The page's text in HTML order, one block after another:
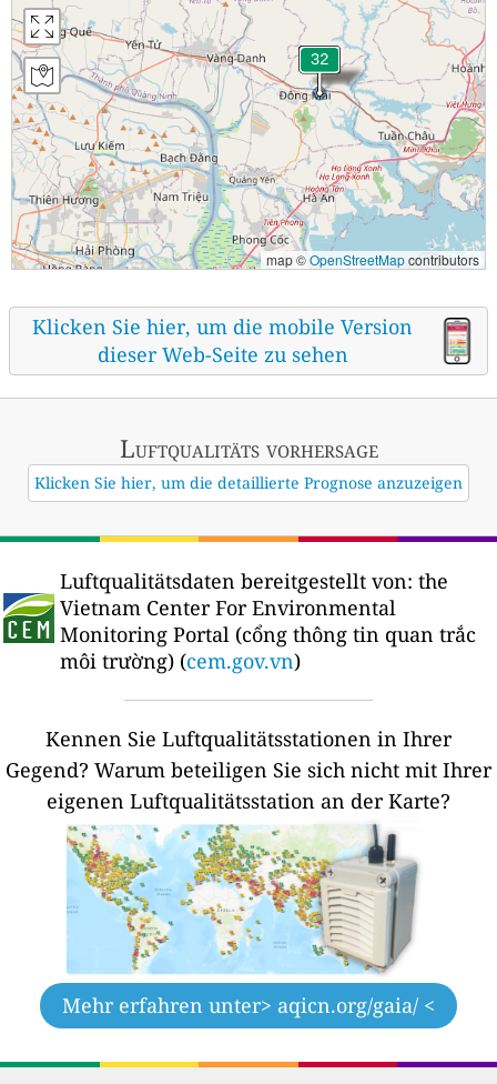
map ©OpenStreetMapcontributors
Klicken Sie hier, um die mobile Version
dieser Web-Seite zu sehen
Luftqualitäts vorhersage
Klicken Sie hier, um die detaillierte Prognose anzuzeigen
Luftqualitätsdaten bereitgestellt von: the
Vietnam Center For Environmental
Monitoring Portal (cổng thông tin quan trắc
môi trường) (cem.gov.vn)
Kennen Sie Luftqualitätsstationen in Ihrer
Gegend? Warum beteiligen Sie sich nicht mit Ihrer
eigenen Luftqualitätsstation an der Karte?
Mehr erfahren unter> aqicn.org/gaia/ <